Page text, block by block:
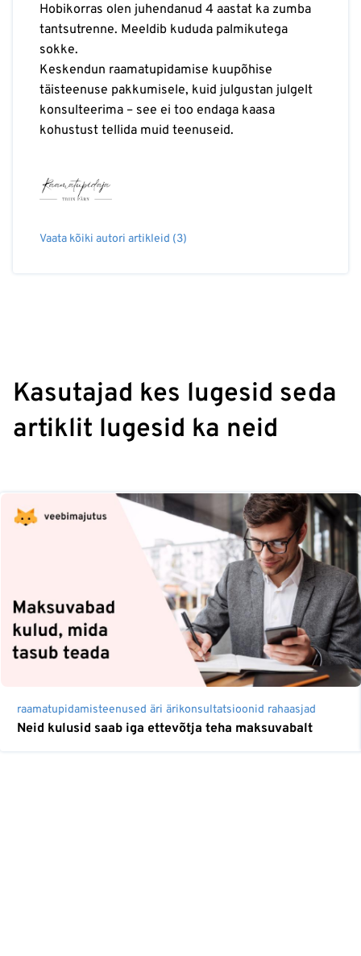
Hobikorras olen juhendanud 4 aastat ka zumba
tantsutrenne. Meeldib kududa palmikutega
sokke.
Keskendun raamatupidamise kuupõhise
täisteenuse pakkumisele, kuid julgustan julgelt
konsulteerima – see ei too endaga kaasa
kohustust tellida muid teenuseid.
Vaata kõiki autori artikleid (3)
Kasutajad kes lugesid seda
artiklit lugesid ka neid
raamatupidamisteenused äri ärikonsultatsioonid rahaasjad
Neid kulusid saab iga ettevõtja teha maksuvabalt